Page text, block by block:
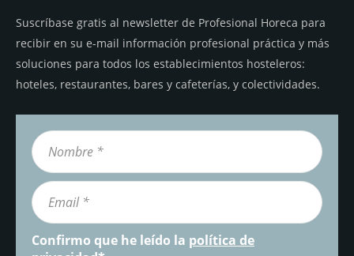
Suscríbase gratis al newsletter de Profesional Horeca para
recibir en su e-mail información profesional práctica y más
soluciones para todos los establecimientos hosteleros:
hoteles, restaurantes, bares y cafeterías, y colectividades.
Confirmo que he leído la política de